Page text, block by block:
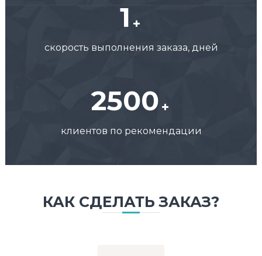
1
скорость выполнения заказа, дней
2500
клиентов по рекомендации
КАК СДЕЛАТЬ ЗАКАЗ?